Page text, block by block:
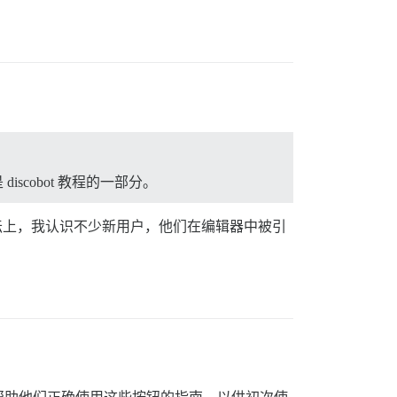
教程的一部分。
，我认识不少新用户，他们在编辑器中被引